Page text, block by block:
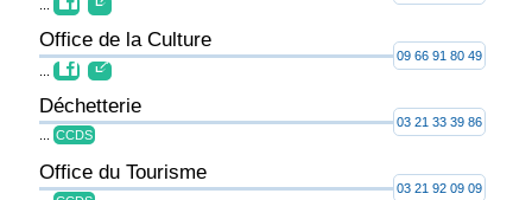
...
Office de la Culture
09 66 91 80 49
Déchetterie
CCDS
03 21 33 39 86
Office du Tourisme
03 21 92 09 09